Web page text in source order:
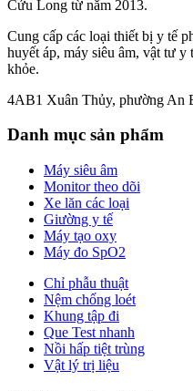
Cửu Long từ năm 2013.
Cung cấp các loại thiết bị y tế
huyết áp, máy siêu âm, vật tư y
khỏe.
4AB1 Xuân Thủy, phường An
Danh mục sản phẩm
Máy siêu âm
Monitor theo dõi
Xe lăn các loại
Giường y tế
Máy tạo oxy
Máy đo SpO2
Chỉ phẫu thuật
Nệm chống loét
Khung tập đi
Que Test nhanh
Nồi hấp tiệt trùng
Vật lý trị liệu